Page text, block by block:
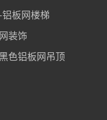
板网楼梯
装饰
色铝板网吊顶